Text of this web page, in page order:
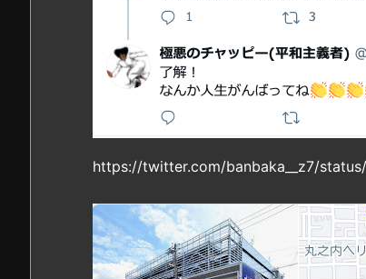
https://twitter.com/banbaka__z7/